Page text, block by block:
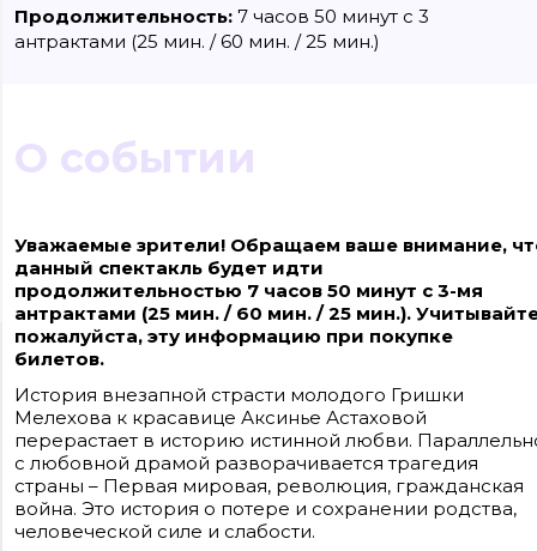
Продолжительность: 7 часов 50 минут с 3
антрактами (25 мин. / 60 мин. / 25 мин.)
О событии
Уважаемые зрители! Обращаем ваше внимание,
данный спектакль будет идти
продолжительностью 7 часов 50 минут с 3-мя
антрактами (25 мин. / 60 мин. / 25 мин.).
пожалуйста, эту информацию при покупке
билетов.
История внезапной страсти молодого Гришки
Мелехова к красавице Аксинье Астаховой
перерастает в историю истинной любви.
с любовной драмой разворачивается трагедия
страны – Первая мировая, революция, гражданская
война. Это история о потере и сохранении родства,
человеческой силе и слабости.
Сайт входит в медиагруппу «Западная пресса» ОГРН 1063906014743, ИНН
Контакты редакции: +7(4012) 310-124, news@klops.ru. Реклама: +7 (931) 107 50
reklama@klops.ru. Афиша: +7(967) 351 20 51, reklama@klops.ru
Адрес редакции и учредителя: г. Калининград, ул. Рокоссовского, 16/18, пом. I,
оф. 2
Сетевое издание "Klops.ru", регистрационный номер и дата принятия
решения о регистрации: ЭЛ № ФС 77 - 78739 от 20 июля 2020 года,
зарегистрировано Федеральной службой по надзору в сфере связи,
информационных технологий и массовых коммуникаций (Роскомнадзор).
Учредитель: ООО "Русская медиагруппа "Западная Пресса". Главный
редактор: Фомченкова Кристина Владимировна